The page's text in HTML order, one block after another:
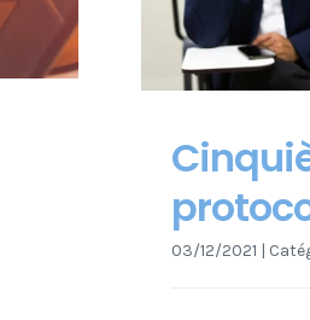
03/12/2021 |